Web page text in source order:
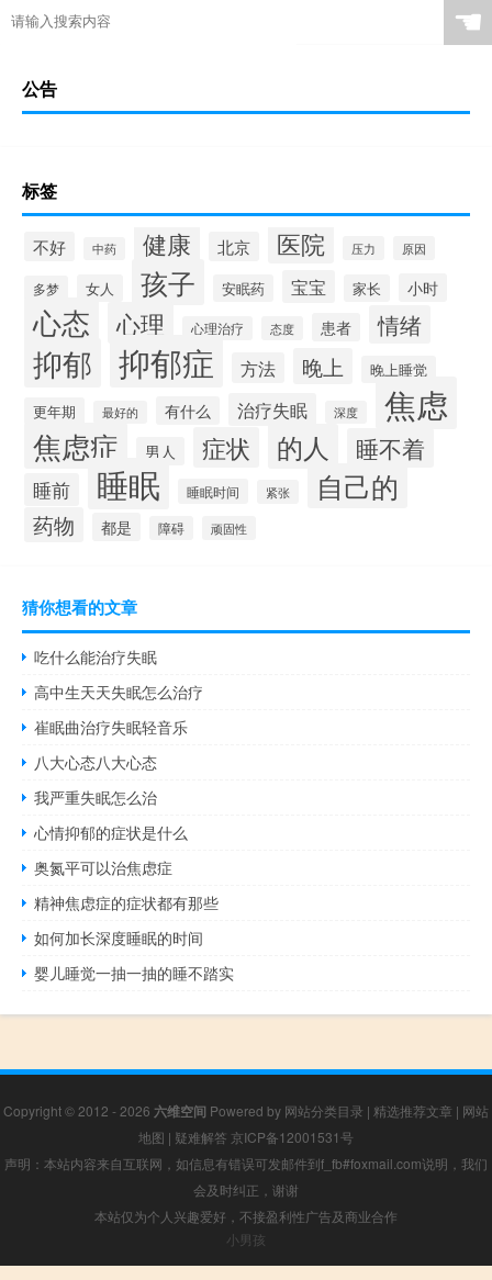
☚
公告
标签
不好 中药 健康 北京 医院 压力 原因
多梦 女人 孩子 安眠药 宝宝 家长 小时
心态 心理 心理治疗 态度 患者 情绪
抑郁 抑郁症 方法 晚上
晚上睡觉
更年期
最好的 有什么 治疗失眠 深度 焦虑
焦虑症 男人 症状 的人 睡不着
睡前 睡眠 睡眠时间 紧张 自己的
药物 都是 障碍 顽固性
猜你想看的文章
吃什么能治疗失眠
高中生天天失眠怎么治疗
崔眠曲治疗失眠轻音乐
八大心态八大心态
我严重失眠怎么治
心情抑郁的症状是什么
奥氮平可以治焦虑症
精神焦虑症的症状都有那些
如何加长深度睡眠的时间
婴儿睡觉一抽一抽的睡不踏实
Copyright © 2012 - 2026 六维空间 Powered by 网站分类目录 | 精选推荐文章 | 网站
地图 | 疑难解答 京ICP备12001531号
声明：本站内容来自互联网，如信息有错误可发邮件到f_fb#foxmail.com说明，我们
会及时纠正，谢谢
本站仅为个人兴趣爱好，不接盈利性广告及商业合作
小男孩